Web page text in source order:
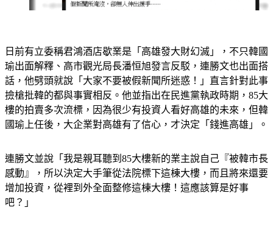
日前有立委稱君鴻酒店歇業是「高雄發大財幻滅」，不只韓國
瑜出面解釋、高市觀光局長潘恒旭發言反駁，連勝文也出面搭
話，他劈頭就說「大家不要被假新聞所迷惑！」直言針對此事
撿槍批韓的都與事實相反。他並指出在民進黨執政時期，85大
樓的拍賣多次流標，因為很少有投資人看好高雄的未來，但韓
連勝文並說「我是親耳聽到85大樓新的業主說自己『被韓市長
感動』，所以決定大手筆從法院標下這棟大樓，而且將來還要
增加投資，從裡到外全面整修這棟大樓！這應該算是好事